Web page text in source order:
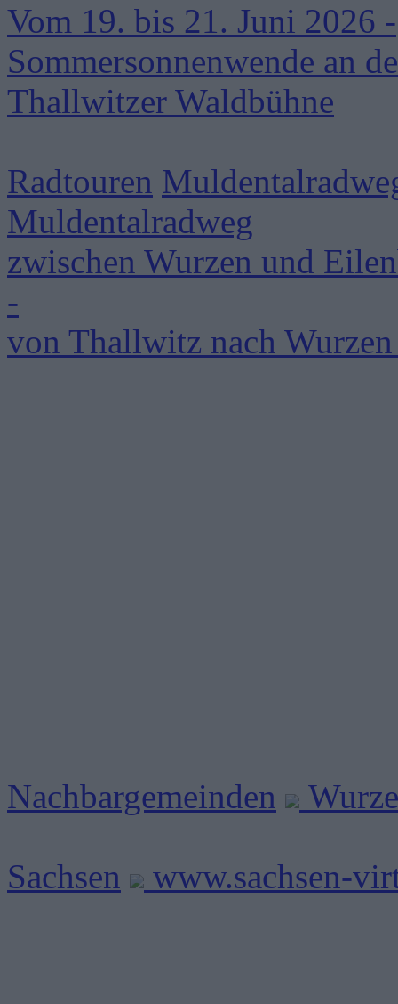
Vom 19. bis 21. Juni 2026 -
Sommersonnenwende an
Thallwitzer Waldbühne
Radtouren
Muldentalradweg
zwischen Wurzen und
-
von Thallwitz nach
Nachbargemeinden
Sachsen www.sachsen-